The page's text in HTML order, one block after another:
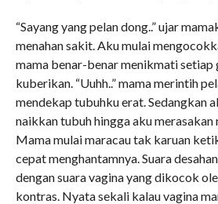
“Sayang yang pelan dong..” ujar
menahan sakit. Aku mulai
mama benar-benar menikmati setiap
kuberikan. “Uuhh..” mama merintih
mendekap tubuhku erat. Sedangkan
naikkan tubuh hingga aku merasakan
Mama mulai maracau tak karuan
cepat menghantamnya. Suara
dengan suara vagina yang dikocok
kontras. Nyata sekali kalau vagina